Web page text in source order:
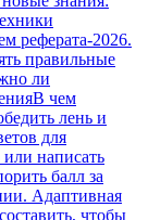
реферата-2026.
правильные
ли
В чем
лень и
для
или написать
балл за
Адаптивная
чтобы